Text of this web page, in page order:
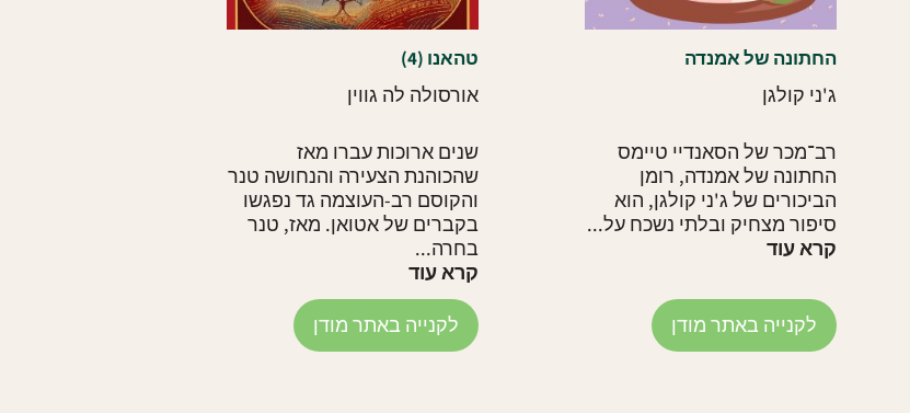
החתונה של אמנדה
ג'ני קולגן
רב־מכר של הסאנדיי טיימס
החתונה של אמנדה, רומן
הביכורים של ג'ני קולגן, הוא
סיפור מצחיק ובלתי נשכח על...
קרא עוד
לקנייה באתר מודן
טהאנו (4)
אורסולה לה גווין
שנים ארוכות עברו מאז
שהכוהנת הצעירה והנחושה טנר
והקוסם רב-העוצמה גד נפגשו
בקברים של אטואן. מאז, טנר
בחרה...
קרא עוד
לקנייה באתר מודן